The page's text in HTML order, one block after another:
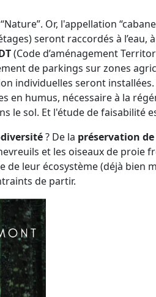
Or, l'appellation
seront raccordés à l’eau,
(Code d’aménagement
de parkings sur zones
individuelles seront installées.
en humus, nécessaire à la
le sol. Et l'étude de faisabilité
? De la préservation
et les oiseaux de proie
leur écosystème (déjà bien
de partir.